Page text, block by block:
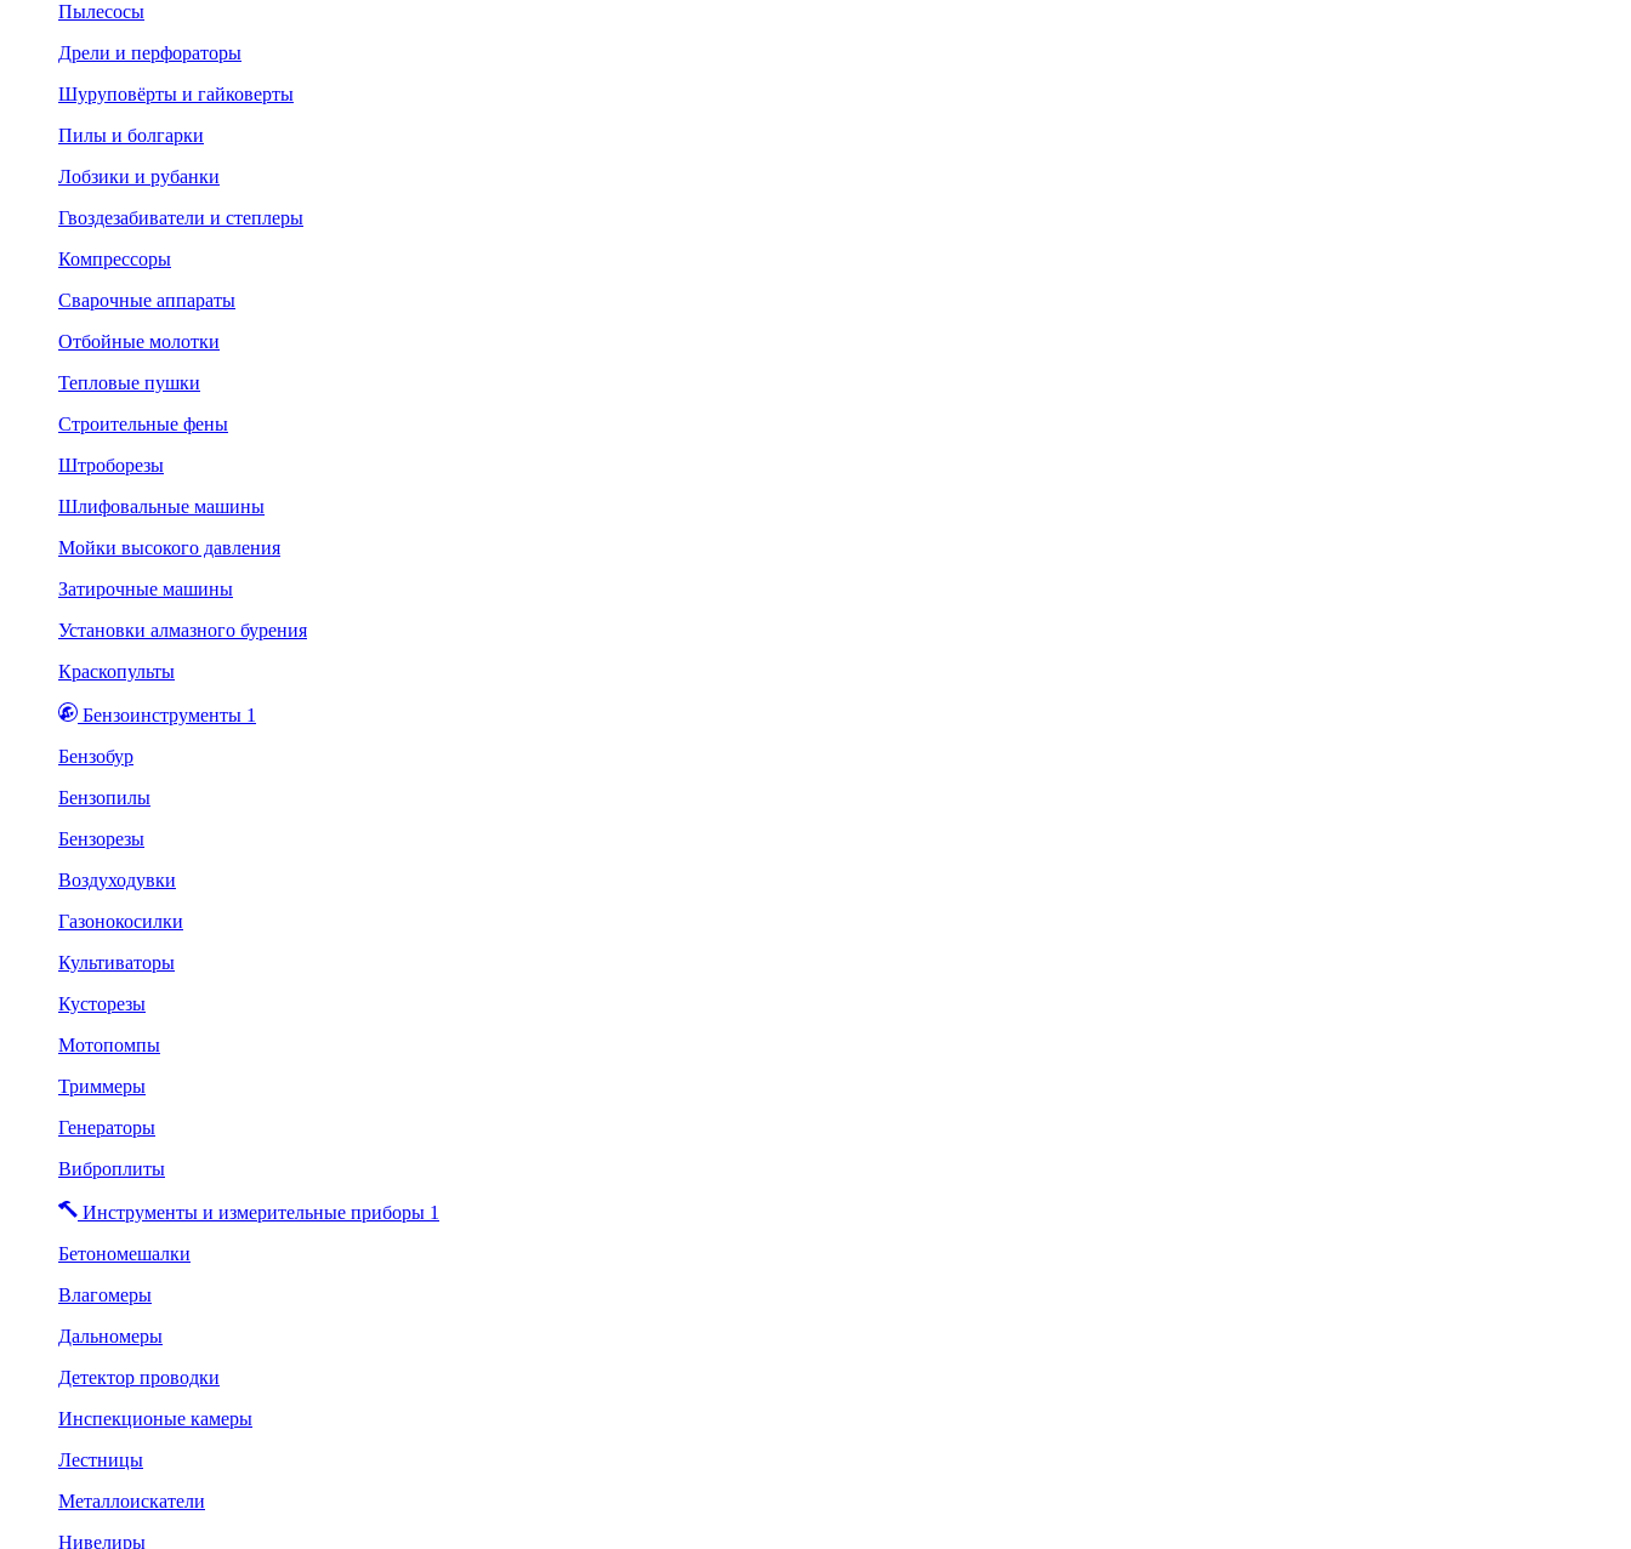
Пылесосы
Дрели и перфораторы
Шуруповёрты и гайковерты
Пилы и болгарки
Лобзики и рубанки
Гвоздезабиватели и степлеры
Компрессоры
Сварочные аппараты
Отбойные молотки
Тепловые пушки
Строительные фены
Штроборезы
Шлифовальные машины
Мойки высокого давления
Затирочные машины
Установки алмазного бурения
Краскопульты
Бензоинструменты 1
Бензобур
Бензопилы
Бензорезы
Воздуходувки
Газонокосилки
Культиваторы
Кусторезы
Мотопомпы
Триммеры
Генераторы
Виброплиты
Инструменты и измерительные приборы 1
Бетономешалки
Влагомеры
Дальномеры
Детектор проводки
Инспекционые камеры
Лестницы
Металлоискатели
Нивелиры